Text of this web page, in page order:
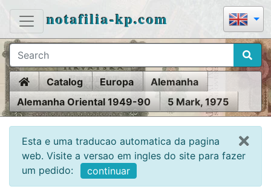
notafilia-kp.com
HomeCatalog Europa
Alemanha
Alemanha Oriental 1949-90
5 Mark, 1975
Esta e uma traducao automatica da pagina
web. Visite a versao em ingles do site para fazer
um pedido:
continuar